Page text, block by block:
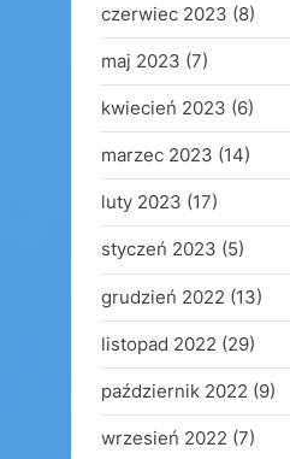
czerwiec 2023 (8)
maj 2023 (7)
kwiecień 2023 (6)
marzec 2023 (14)
luty 2023 (17)
styczeń 2023 (5)
grudzień 2022 (13)
listopad 2022 (29)
październik 2022 (9)
wrzesień 2022 (7)